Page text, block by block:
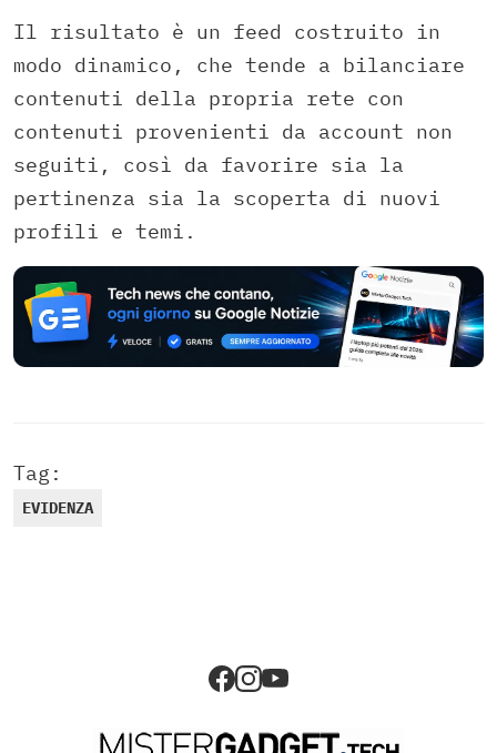
Il risultato è un feed costruito in
modo dinamico, che tende a bilanciare
contenuti della propria rete con
contenuti provenienti da account non
seguiti, così da favorire sia la
pertinenza sia la scoperta di nuovi
profili e temi.
Tag:
EVIDENZA